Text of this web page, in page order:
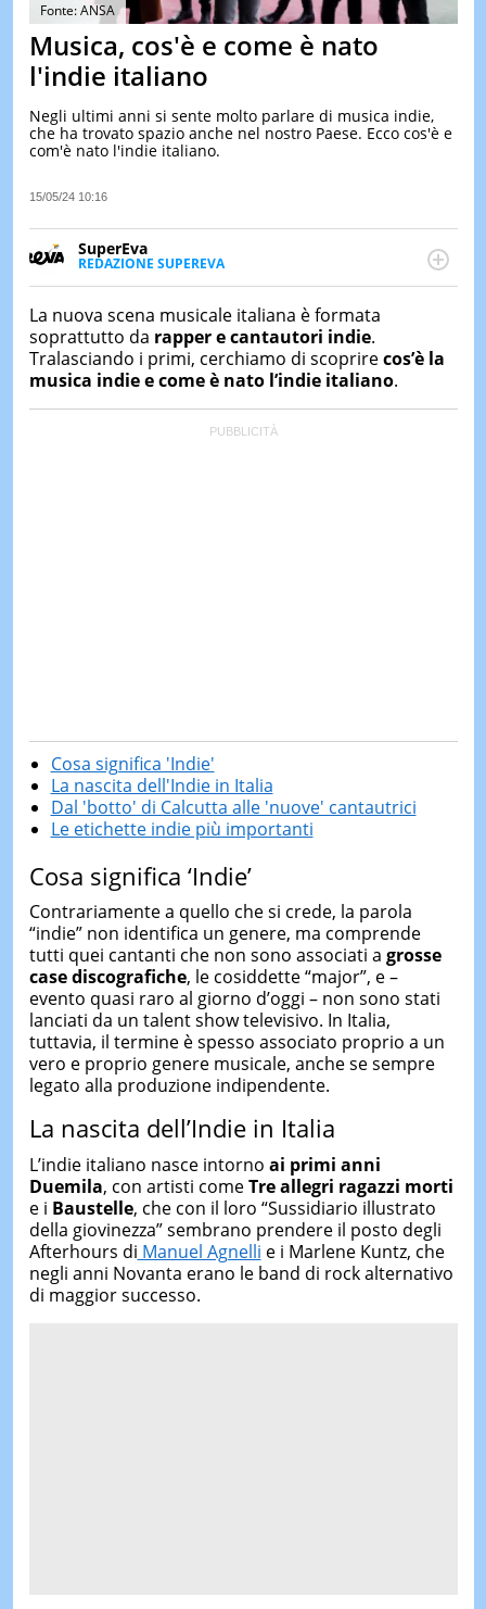
TEST
LE
LE
DI
IERI
Fonte: ANSA
Musica, cos'è e come è nato
l'indie italiano
Negli ultimi anni si sente molto parlare di musica indie,
che ha trovato spazio anche nel nostro Paese. Ecco cos'è e
com'è nato l'indie italiano.
15/05/24 10:16
SuperEva
REDAZIONE SUPEREVA
SuperEva è il magazine di Italiaonline dedicato a
Pensato per tutti ma soprattutto per la GenZ, molto
“social” e sempre in cerca di notizie originali. Dalle
tendenze del momento ai fatti più strani alle
scoperte più divertenti: mille storie da scoprire ogni
giorno”
La nuova scena musicale italiana è formata
soprattutto da rapper e cantautori indie.
Tralasciando i primi, cerchiamo di scoprirecos’è la
musica indie e come è nato l’indie italiano.
Cosa significa 'Indie'
La nascita dell'Indie in Italia
Dal 'botto' di Calcutta alle 'nuove' cantautrici
Le etichette indie più importanti
Cosa significa ‘Indie’
Contrariamente a quello che si crede, la parola
“indie” non identifica un genere, ma comprende
tutti quei cantanti che non sono associati a grosse
case discografiche, le cosiddette “major”, e –
evento quasi raro al giorno d’oggi – non sono stati
lanciati da un talent show televisivo. In Italia,
tuttavia, il termine è spesso associato proprio a un
vero e proprio genere musicale, anche se sempre
legato alla produzione indipendente.
La nascita dell’Indie in Italia
L’indie italiano nasce intorno ai primi anni
Duemila, con artisti comeTre allegri ragazzi morti
e i Baustelle, che con il loro “Sussidiario illustrato
della giovinezza”sembrano prendere il posto degli
Afterhours di Manuel Agnelli e i Marlene Kuntz, che
negli anni Novanta erano le band di rock alternativo
di maggior successo.